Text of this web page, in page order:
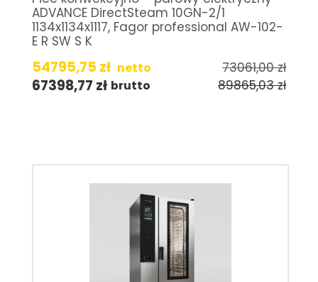
ADVANCE DirectSteam 10GN-2/1
1134x1134x1117, Fagor professional AW-102-
E R SW S K
54795,75 zł netto 73061,00zł
67398,77 zł brutto 89865,03zł